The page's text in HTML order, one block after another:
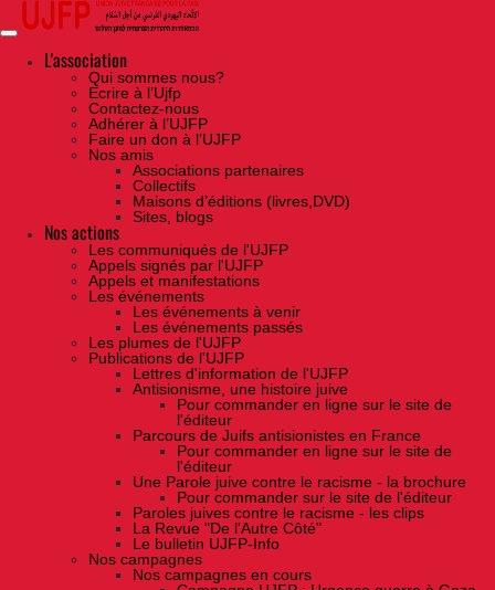
Skip
the
contentL'association
Qui sommes nous?
Ecrire à l’Ujfp
Contactez-nous
Adhérer à l’UJFP
Faire un don à l’UJFP
Nos amis
Associations partenaires
Collectifs
Maisons d’éditions (livres,DVD)
Sites, blogs
Nos actions
Les communiqués de l'UJFP
Appels signés par l'UJFP
Appels et manifestations
Les événements
Les événements à venir
Les événements passés
Les plumes de l'UJFP
Publications de l'UJFP
Lettres d'information de l'UJFP
Antisionisme, une histoire juive
Pour commander en ligne sur le site de
l'éditeur
Parcours de Juifs antisionistes en France
Pour commander en ligne sur le site de
l'éditeur
Une Parole juive contre le racisme - la brochure
Pour commander sur le site de l'éditeur
Paroles juives contre le racisme - les clips
La Revue "De l'Autre Côté"
Le bulletin UJFP-Info
Nos campagnes
Nos campagnes en cours